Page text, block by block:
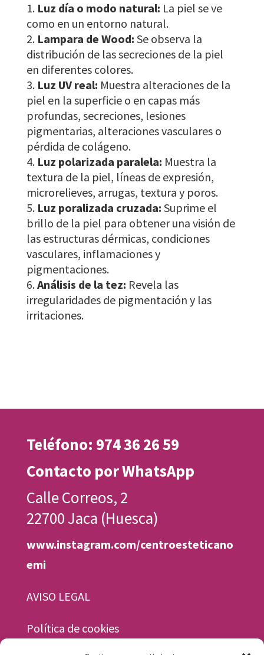
Luz día o modo natural: La piel se ve
como en un entorno natural.
Lampara de Wood: Se observa la
distribución de las secreciones de la piel
en diferentes colores.
Luz UV real: Muestra alteraciones de la
piel en la superficie o en capas más
profundas, secreciones, lesiones
pigmentarias, alteraciones vasculares o
pérdida de colágeno.
Luz polarizada paralela: Muestra la
textura de la piel, líneas de expresión,
microrelieves, arrugas, textura y poros.
Luz poralizada cruzada: Suprime el
brillo de la piel para obtener una visión de
las estructuras dérmicas, condiciones
vasculares, inflamaciones y
pigmentaciones.
Análisis de la tez: Revela las
irregularidades de pigmentación y las
irritaciones.
Teléfono: 974 36 26 59
Contacto por WhatsApp
Calle Correos, 2
22700 Jaca (Huesca)
www.instagram.com/centroesteticano
emi
AVISO LEGAL
Política de cookies